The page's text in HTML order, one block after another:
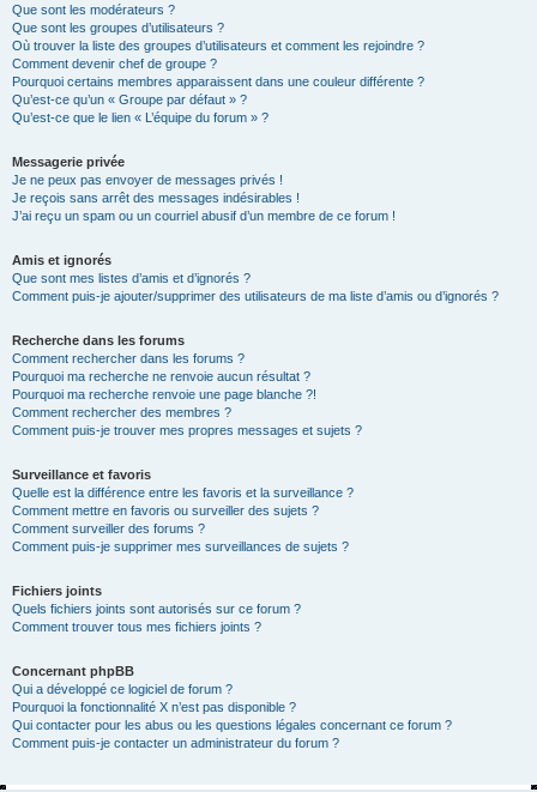
Que sont les modérateurs ?
Que sont les groupes d’utilisateurs ?
Où trouver la liste des groupes d’utilisateurs et comment les rejoindre ?
Comment devenir chef de groupe ?
Pourquoi certains membres apparaissent dans une couleur différente ?
Qu’est-ce qu’un « Groupe par défaut » ?
Qu’est-ce que le lien « L’équipe du forum » ?
Messagerie privée
Je ne peux pas envoyer de messages privés !
Je reçois sans arrêt des messages indésirables !
J’ai reçu un spam ou un courriel abusif d’un membre de ce forum !
Amis et ignorés
Que sont mes listes d’amis et d’ignorés ?
Comment puis-je ajouter/supprimer des utilisateurs de ma liste d’amis ou d’ignorés ?
Recherche dans les forums
Comment rechercher dans les forums ?
Pourquoi ma recherche ne renvoie aucun résultat ?
Pourquoi ma recherche renvoie une page blanche ?!
Comment rechercher des membres ?
Comment puis-je trouver mes propres messages et sujets ?
Surveillance et favoris
Quelle est la différence entre les favoris et la surveillance ?
Comment mettre en favoris ou surveiller des sujets ?
Comment surveiller des forums ?
Comment puis-je supprimer mes surveillances de sujets ?
Fichiers joints
Quels fichiers joints sont autorisés sur ce forum ?
Comment trouver tous mes fichiers joints ?
Concernant phpBB
Qui a développé ce logiciel de forum ?
Pourquoi la fonctionnalité X n’est pas disponible ?
Qui contacter pour les abus ou les questions légales concernant ce forum ?
Comment puis-je contacter un administrateur du forum ?